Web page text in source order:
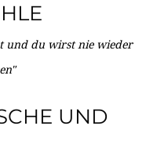
und du wirst nie wieder
UND